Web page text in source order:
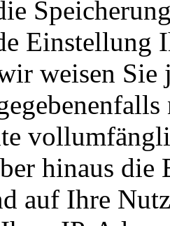
Einstellung
weisen Sie
hinaus die
auf Ihre